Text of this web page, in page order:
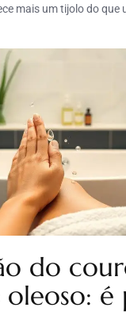
mais um tijolo do que
do
é